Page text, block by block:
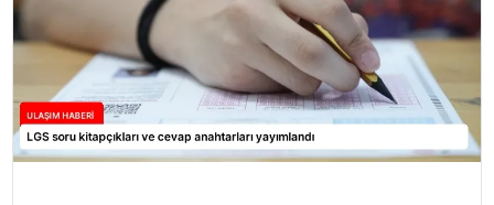
YAŞAM